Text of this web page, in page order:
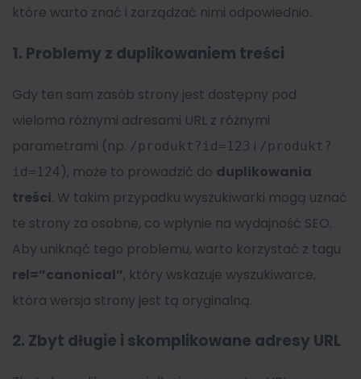
które warto znać i zarządzać nimi odpowiednio.
1. Problemy z duplikowaniem treści
Gdy ten sam zasób strony jest dostępny pod
wieloma różnymi adresami URL z różnymi
parametrami (np. /produkt?id=123 i /produkt?
id=124), może to prowadzić do duplikowania
treści. W takim przypadku wyszukiwarki mogą uznać
te strony za osobne, co wpłynie na wydajność SEO.
Aby uniknąć tego problemu, warto korzystać z tagu
rel=”canonical”, który wskazuje wyszukiwarce,
która wersja strony jest tą oryginalną.
2. Zbyt długie i skomplikowane adresy URL